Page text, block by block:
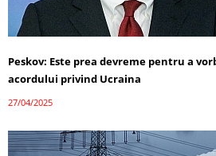
Peskov: Este prea devreme pentru a
acordului privind Ucraina
27/04/2025